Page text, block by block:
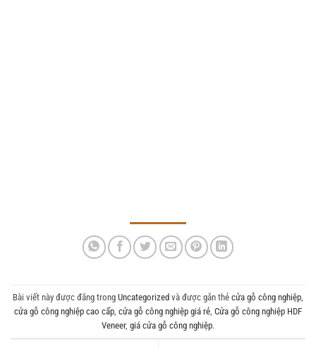
Bài viết này được đăng trong Uncategorized và được gắn thẻ cửa gỗ công nghiệp
cửa gỗ công nghiệp cao cấp cửa gỗ công nghiệp giá rẻ Cửa gỗ công nghiệp HDF
Veneer, giá cửa gỗ công nghiệp.